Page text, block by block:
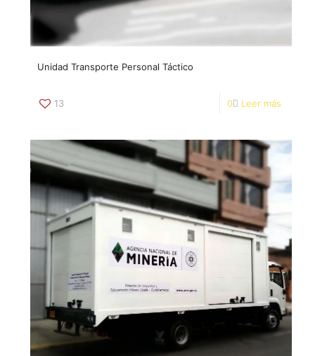
Unidad Transporte Personal Táctico
13 0 Leer más